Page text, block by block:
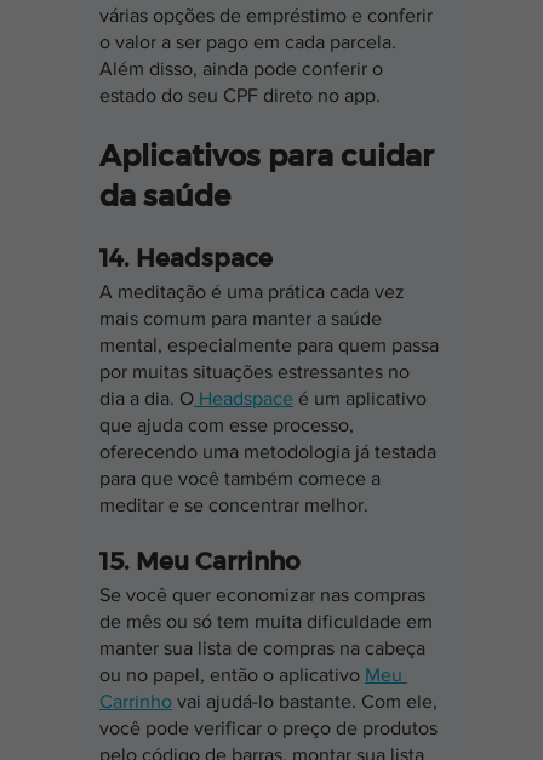
várias opções de empréstimo e conferir
o valor a ser pago em cada parcela.
Além disso, ainda pode conferir o
estado do seu CPF direto no app.
Aplicativos para cuidar
da saúde
14. Headspace
A meditação é uma prática cada vez
mais comum para manter a saúde
mental, especialmente para quem passa
por muitas situações estressantes no
dia a dia. O Headspace é um aplicativo
que ajuda com esse processo,
oferecendo uma metodologia já testada
para que você também comece a
meditar e se concentrar melhor.
15. Meu Carrinho
Se você quer economizar nas compras
de mês ou só tem muita dificuldade em
manter sua lista de compras na cabeça
ou no papel, então o aplicativo Meu
Carrinho vai ajudá-lo bastante. Com ele,
você pode verificar o preço de produtos
pelo código de barras, montar sua lista